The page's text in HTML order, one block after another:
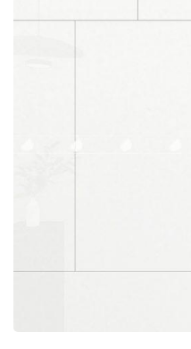
Ngày hết hạn: